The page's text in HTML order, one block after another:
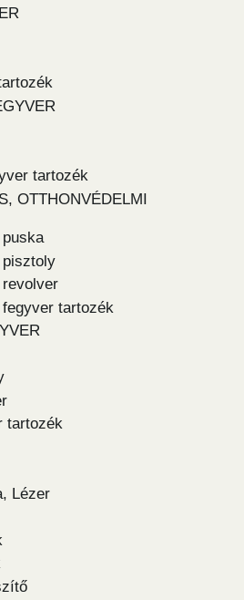
tartozék
OTTHONVÉDELMI
pisztoly
tartozék
tartozék
Lézer